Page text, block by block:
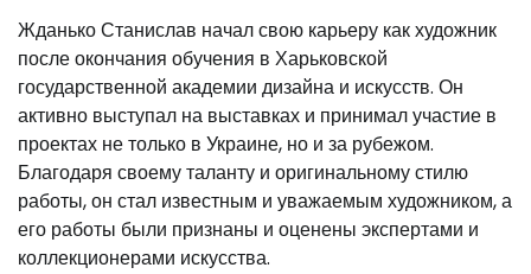
Жданько Станислав начал свою карьеру как художник
после окончания обучения в Харьковской
государственной академии дизайна и искусств. Он
активно выступал на выставках и принимал участие в
проектах не только в Украине, но и за рубежом.
Благодаря своему таланту и оригинальному стилю
работы, он стал известным и уважаемым художником, а
его работы были признаны и оценены экспертами и
коллекционерами искусства.